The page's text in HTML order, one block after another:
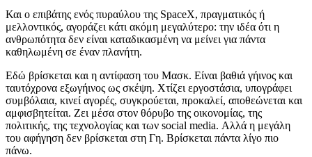
Και ο επιβάτης ενός πυραύλου της SpaceX, πραγματικός ή
μελλοντικός, αγοράζει κάτι ακόμη μεγαλύτερο: την ιδέα ότι η
ανθρωπότητα δεν είναι καταδικασμένη να μείνει για πάντα
καθηλωμένη σε έναν πλανήτη.
Εδώ βρίσκεται και η αντίφαση του Μασκ. Είναι βαθιά γήινος και
ταυτόχρονα εξωγήινος ως σκέψη. Χτίζει εργοστάσια, υπογράφει
συμβόλαια, κινεί αγορές, συγκρούεται, προκαλεί, αποθεώνεται και
αμφισβητείται. Ζει μέσα στον θόρυβο της οικονομίας, της
πολιτικής, της τεχνολογίας και των social media. Αλλά η μεγάλη
του αφήγηση δεν βρίσκεται στη Γη. Βρίσκεται πάντα λίγο πιο
πάνω.